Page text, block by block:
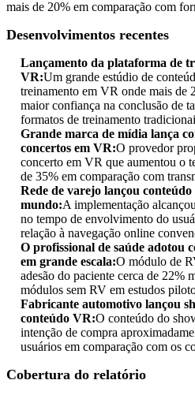
mais de 20% em comparação com
Desenvolvimentos recentes
Lançamento da plataforma de
VR:Um grande estúdio de
treinamento em VR onde mais de
maior confiança na conclusão de
formatos de treinamento
Grande marca de mídia lança
concertos em VR:O provedor
concerto em VR que aumentou o
de 35% em comparação com
Rede de varejo lançou
mundo:A implementação
no tempo de envolvimento do
relação à navegação online
O profissional de saúde adotou
em grande escala:O módulo de
adesão do paciente cerca de 22%
módulos sem RV em estudos
Fabricante automotivo lançou
conteúdo VR:O conteúdo do
intenção de compra
usuários em comparação com os
Cobertura do relatório